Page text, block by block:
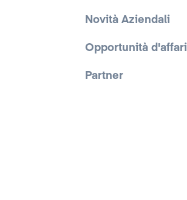
Novità Aziendali
Opportunità d'affari
Partner